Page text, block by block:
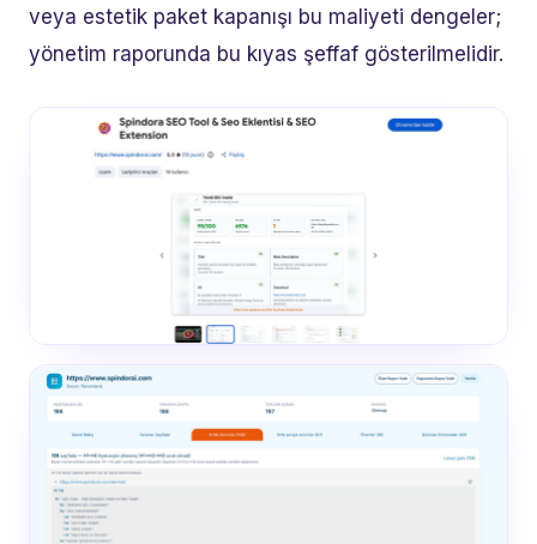
veya estetik paket kapanışı bu maliyeti dengeler;
yönetim raporunda bu kıyas şeffaf gösterilmelidir.